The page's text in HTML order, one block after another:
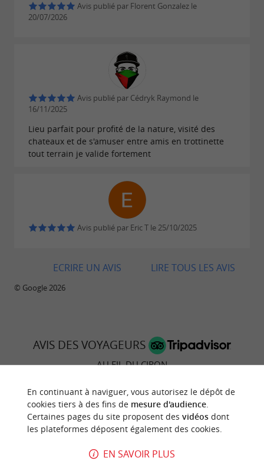
Avis publié par Florent Gonzalez le
20/07/2026
Avis publié par Cédryk Raymond le
16/11/2025
Lieu parfait pour profité de la nature, visité des
chateaux et de s'amuser entre amis en trottinette
tout terrain je valide fortement
Avis publié par Eric T le 25/10/2025
LIRE TOUS LES AVIS
ECRIRE UN AVIS
© Google 2026
AVIS DES VOYAGEURS
AU FIL DU CIRON
30 avis
"au top !"
En continuant à naviguer, vous autorisez le dépôt de
cookies tiers à des fins de mesure d'audience.
Certaines pages du site proposent des vidéosdont
les plateformes déposent également des cookies.
EN SAVOIR PLUS